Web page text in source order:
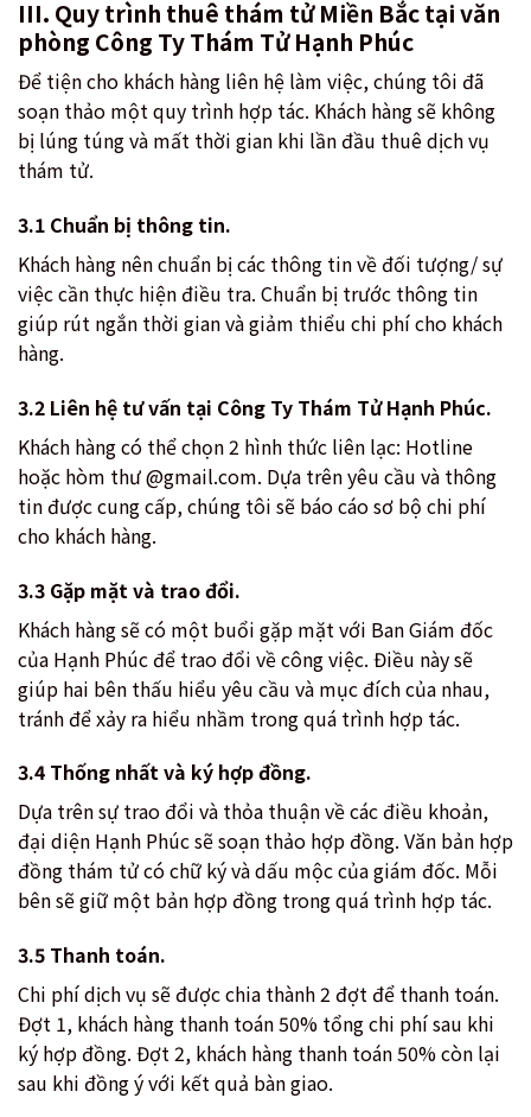
III. Quy trình thuê thám tử Miền Bắc tại văn
phòng Công Ty Thám Tử Hạnh Phúc
Để tiện cho khách hàng liên hệ làm việc, chúng tôi đã
soạn thảo một quy trình hợp tác. Khách hàng sẽ không
bị lúng túng và mất thời gian khi lần đầu thuê dịch vụ
thám tử.
3.1 Chuẩn bị thông tin.
Khách hàng nên chuẩn bị các thông tin về đối tượng/ sự
việc cần thực hiện điều tra. Chuẩn bị trước thông tin
giúp rút ngắn thời gian và giảm thiểu chi phí cho khách
hàng.
3.2 Liên hệ tư vấn tại Công Ty Thám Tử Hạnh Phúc.
Khách hàng có thể chọn 2 hình thức liên lạc: Hotline
hoặc hòm thư @gmail.com. Dựa trên yêu cầu và thông
tin được cung cấp, chúng tôi sẽ báo cáo sơ bộ chi phí
cho khách hàng.
3.3 Gặp mặt và trao đổi.
Khách hàng sẽ có một buổi gặp mặt với Ban Giám đốc
của Hạnh Phúc để trao đổi về công việc. Điều này sẽ
giúp hai bên thấu hiểu yêu cầu và mục đích của nhau,
tránh để xảy ra hiểu nhầm trong quá trình hợp tác.
3.4 Thống nhất và ký hợp đồng.
Dựa trên sự trao đổi và thỏa thuận về các điều khoản,
đại diện Hạnh Phúc sẽ soạn thảo hợp đồng. Văn bản hợp
đồng thám tử có chữ ký và dấu mộc của giám đốc. Mỗi
bên sẽ giữ một bản hợp đồng trong quá trình hợp tác.
3.5 Thanh toán.
Chi phí dịch vụ sẽ được chia thành 2 đợt để thanh toán.
Đợt 1, khách hàng thanh toán 50% tổng chi phí sau khi
ký hợp đồng. Đợt 2, khách hàng thanh toán 50% còn lại
sau khi đồng ý với kết quả bàn giao.